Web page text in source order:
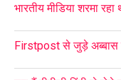
भारतीय मीडिया शरमा रहा
Firstpost से जुड़े अब्बास